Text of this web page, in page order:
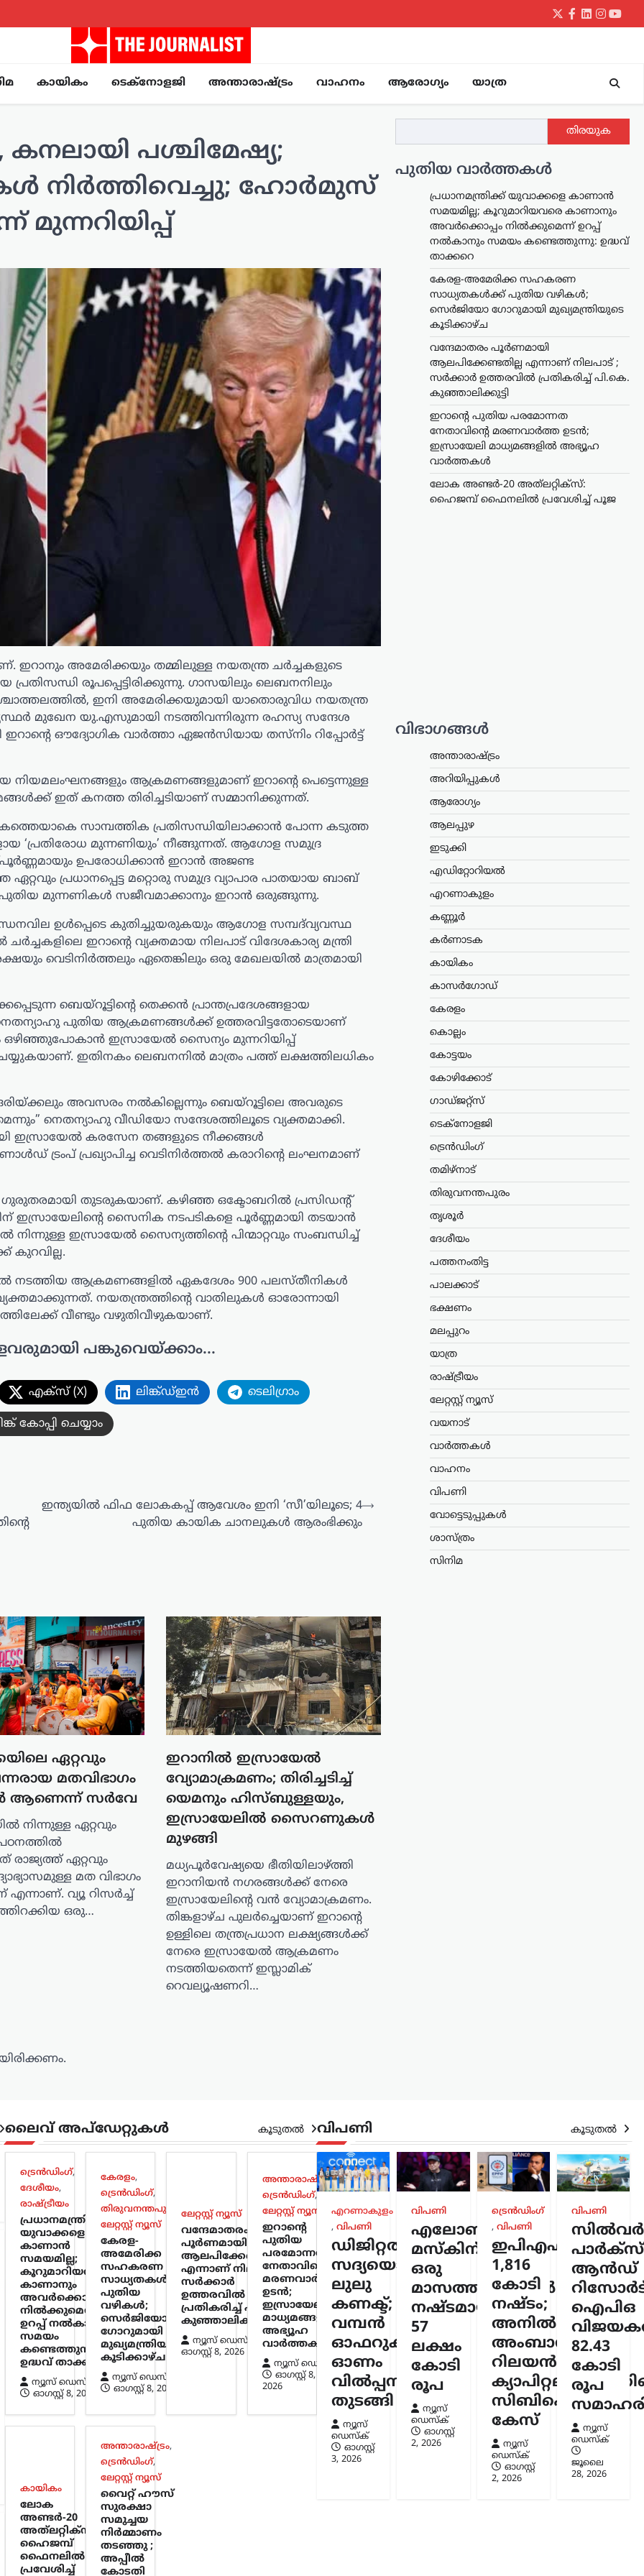
Twitter
Facebook
LinkedIn
കായികം ടെക്നോളജി അന്താരാഷ്ട്രം വാഹനം ആരോഗ്യം യാത്ര
പശ്ചിമേഷ്യ;
നിർത്തിവെച്ചു; ഹോർമുസ്
ഇറാനും അമേരിക്കയും തമ്മിലുള്ള നയതന്ത്ര ചർച്ചകളുടെ
രൂപപ്പെട്ടിരിക്കുന്നു. ഗാസയിലും ലെബനനിലും
ഇനി അമേരിക്കയുമായി യാതൊരുവിധ നയതന്ത്ര
മുഖേന യു.എസുമായി നടത്തിവന്നിരുന്ന രഹസ്യ സന്ദേശ
ഔദ്യോഗിക വാർത്താ ഏജൻസിയായ തസ്നിം റിപ്പോർട്ട്
ആക്രമണങ്ങളുമാണ് ഇറാന്റെ പെട്ടെന്നുള്ള
ഇത് കനത്ത തിരിച്ചടിയാണ് സമ്മാനിക്കുന്നത്.
സാമ്പത്തിക പ്രതിസന്ധിയിലാക്കാൻ പോന്ന കടുത്ത
‘പ്രതിരോധ മുന്നണിയും’ നീങ്ങുന്നത്. ആഗോള സമുദ്ര
ഉപരോധിക്കാൻ ഇറാൻ അജണ്ട
പ്രധാനപ്പെട്ട മറ്റൊരു സമുദ്ര വ്യാപാര പാതയായ ബാബ്
മുന്നണികൾ സജീവമാക്കാനും ഇറാൻ ഒരുങ്ങുന്നു.
ഉൾപ്പെടെ കുതിച്ചുയരുകയും ആഗോള സമ്പദ്‌വ്യവസ്ഥ
ഇറാന്റെ വ്യക്തമായ നിലപാട് വിദേശകാര്യ മന്ത്രി
വെടിനിർത്തലും ഏതെങ്കിലും ഒരു മേഖലയിൽ മാത്രമായി
ബെയ്റൂട്ടിന്റെ തെക്കൻ പ്രാന്തപ്രദേശങ്ങളായ
നെതന്യാഹു പുതിയ ആക്രമണങ്ങൾക്ക് ഉത്തരവിട്ടതോടെയാണ്
ഒഴിഞ്ഞുപോകാൻ ഇസ്രായേൽ സൈന്യം മുന്നറിയിപ്പ്
ഇതിനകം ലെബനനിൽ മാത്രം പത്ത് ലക്ഷത്തിലധികം
അവസരം നൽകില്ലെന്നും ബെയ്റൂട്ടിലെ അവരുടെ
നെതന്യാഹു വീഡിയോ സന്ദേശത്തിലൂടെ വ്യക്തമാക്കി.
ഇസ്രായേൽ കരസേന തങ്ങളുടെ നീക്കങ്ങൾ
ട്രംപ് പ്രഖ്യാപിച്ച വെടിനിർത്തൽ കരാറിന്റെ ലംഘനമാണ്
തുടരുകയാണ്. കഴിഞ്ഞ ഒക്ടോബറിൽ പ്രസിഡന്റ്
ഇസ്രായേലിന്റെ സൈനിക നടപടികളെ പൂർണ്ണമായി തടയാൻ
നിന്നുള്ള ഇസ്രായേൽ സൈന്യത്തിന്റെ പിന്മാറ്റവും സംബന്ധിച്ച്
കുറവില്ല.
നടത്തിയ ആക്രമണങ്ങളിൽ ഏകദേശം 900 പലസ്തീനികൾ
നയതന്ത്രത്തിന്റെ വാതിലുകൾ ഓരോന്നായി
വീണ്ടും വഴുതിവീഴുകയാണ്.
പങ്കുവെയ്ക്കാം...
എക്സ് (X) ലിങ്ക്ഡ്ഇൻ ടെലിഗ്രാം
കോപ്പി ചെയ്യാം
ഇന്ത്യയിൽ ഫിഫ ലോകകപ്പ് ആവേശം ഇനി ‘സീ’യിലൂടെ; 4
പുതിയ കായിക ചാനലുകൾ ആരംഭിക്കും
⟶
ഏറ്റവും
മതവിഭാഗം
ആണെന്ന് സർവേ
നിന്നുള്ള ഏറ്റവും
രാജ്യത്ത് ഏറ്റവും
മത വിഭാഗം
എന്നാണ്. വ്യൂ റിസർച്ച്
ഒരു…
ഇറാനിൽ ഇസ്രായേൽ
വ്യോമാക്രമണം; തിരിച്ചടിച്ച്
യെമനും ഹിസ്ബുള്ളയും,
ഇസ്രായേലിൽ സൈറണുകൾ
മുഴങ്ങി
മധ്യപൂർവേഷ്യയെ ഭീതിയിലാഴ്ത്തി
ഇറാനിയൻ നഗരങ്ങൾക്ക് നേരെ
ഇസ്രായേലിന്റെ വൻ വ്യോമാക്രമണം.
തിങ്കളാഴ്ച പുലർച്ചെയാണ് ഇറാന്റെ
ഉള്ളിലെ തന്ത്രപ്രധാന ലക്ഷ്യങ്ങൾക്ക്
നേരെ ഇസ്രായേൽ ആക്രമണം
നടത്തിയതെന്ന് ഇസ്ലാമിക്
റെവല്യൂഷണറി…
തിരയുക
പുതിയ വാർത്തകൾ
പ്രധാനമന്ത്രിക്ക് യുവാക്കളെ കാണാൻ
സമയമില്ല; കൂറുമാറിയവരെ കാണാനും
അവർക്കൊപ്പം നിൽക്കുമെന്ന് ഉറപ്പ്
നൽകാനും സമയം കണ്ടെത്തുന്നു: ഉദ്ധവ്
താക്കറെ
കേരള-അമേരിക്ക സഹകരണ
സാധ്യതകൾക്ക് പുതിയ വഴികൾ;
സെർജിയോ ഗോറുമായി മുഖ്യമന്ത്രിയുടെ
കൂടിക്കാഴ്ച
വന്ദേമാതരം പൂർണമായി
ആലപിക്കേണ്ടതില്ല എന്നാണ് നിലപാട് ;
സർക്കാർ ഉത്തരവിൽ പ്രതികരിച്ച് പി.കെ.
കുഞ്ഞാലിക്കുട്ടി
ഇറാന്റെ പുതിയ പരമോന്നത
നേതാവിന്റെ മരണവാർത്ത ഉടൻ;
ഇസ്രായേലി മാധ്യമങ്ങളിൽ അഭ്യൂഹ
വാർത്തകൾ
ലോക അണ്ടർ-20 അത്‌ലറ്റിക്സ്:
ഹൈജമ്പ് ഫൈനലിൽ പ്രവേശിച്ച് പൂജ
വിഭാഗങ്ങൾ
അന്താരാഷ്ട്രം
അറിയിപ്പുകൾ
ആരോഗ്യം
ആലപ്പുഴ
ഇടുക്കി
എഡിറ്റോറിയൽ
എറണാകുളം
കണ്ണൂർ
കർണാടക
കായികം
കാസർഗോഡ്
കേരളം
കൊല്ലം
കോട്ടയം
കോഴിക്കോട്
ഗാഡ്ജറ്റ്സ്
ടെക്നോളജി
ട്രെൻഡിംഗ്
തമിഴ്നാട്
തിരുവനന്തപുരം
തൃശൂർ
ദേശീയം
പത്തനംതിട്ട
പാലക്കാട്
ഭക്ഷണം
മലപ്പുറം
യാത്ര
രാഷ്ട്രീയം
ലേറ്റസ്റ്റ് ന്യൂസ്
വയനാട്
വാർത്തകൾ
വാഹനം
വിപണി
വോട്ടെടുപ്പുകൾ
ശാസ്ത്രം
സിനിമ
ലൈവ് അപ്‌ഡേറ്റുകൾ കൂടുതൽ
ട്രെൻഡിംഗ്,
ദേശീയം,
രാഷ്ട്രീയം
പ്രധാനമന്ത്രിക്ക്
യുവാക്കളെ
കാണാൻ
സമയമില്ല;
കൂറുമാറിയവരെ
കാണാനും
അവർക്കൊപ്പം
നിൽക്കുമെന്ന്
ഉറപ്പ് നൽകാനും
സമയം
കണ്ടെത്തുന്നു:
ഉദ്ധവ് താക്കറെ
ന്യൂസ് ഡെസ്ക്
ഓഗസ്റ്റ്‌ 8, 2026
കേരളം,
ട്രെൻഡിംഗ്,
തിരുവനന്തപുരം
ലേറ്റസ്റ്റ് ന്യൂസ്
കേരള-
അമേരിക്ക
സഹകരണ
സാധ്യതകൾക്ക്
പുതിയ
വഴികൾ;
സെർജിയോ
ഗോറുമായി
മുഖ്യമന്ത്രിയുടെ
കൂടിക്കാഴ്ച
ന്യൂസ് ഡെസ്ക്
ഓഗസ്റ്റ്‌ 8, 2026
ലേറ്റസ്റ്റ് ന്യൂസ്
വന്ദേമാതരം
പൂർണമായി
ആലപിക്കേണ്ടതില്ല
എന്നാണ് നിലപാട് ;
സർക്കാർ
ഉത്തരവിൽ
പ്രതികരിച്ച് പി.കെ.
കുഞ്ഞാലിക്കുട്ടി
ന്യൂസ് ഡെസ്ക്
ഓഗസ്റ്റ്‌ 8, 2026
അന്താരാഷ്ട്രം,
ട്രെൻഡിംഗ്,
ലേറ്റസ്റ്റ് ന്യൂസ്
ഇറാന്റെ
പുതിയ
പരമോന്നത
നേതാവിന്റെ
മരണവാർത്ത
ഉടൻ;
ഇസ്രായേലി
മാധ്യമങ്ങളിൽ
അഭ്യൂഹ
വാർത്തകൾ
ന്യൂസ് ഡെസ്ക്
ഓഗസ്റ്റ്‌ 8,
2026
കായികം
ലോക
അണ്ടർ-20
അത്‌ലറ്റിക്സ്:
ഹൈജമ്പ്
ഫൈനലിൽ
പ്രവേശിച്ച്
അന്താരാഷ്ട്രം,
ട്രെൻഡിംഗ്,
ലേറ്റസ്റ്റ് ന്യൂസ്
വൈറ്റ് ഹൗസ്
സുരക്ഷാ
സമുച്ചയ
നിർമ്മാണം
തടഞ്ഞു ;
അപ്പീൽ
കോടതി
വിപണി കൂടുതൽ
എറണാകുളം
,വിപണി
ഡിജിറ്റൽ
സദ്യയൊരുക്കി
ലുലു
കണക്ട്;
വമ്പൻ
ഓഫറുകളുമായി
ഓണം
വിൽപ്പന
തുടങ്ങി
ന്യൂസ്
ഡെസ്ക്
ഓഗസ്റ്റ്‌
3, 2026
വിപണി
എലോൺ
മസ്കിന്
ഒരു
മാസത്തിനുള്ളിൽ
നഷ്ടമായത്
57
ലക്ഷം
കോടി
രൂപ
ന്യൂസ്
ഡെസ്ക്
ഓഗസ്റ്റ്‌
2, 2026
ട്രെൻഡിംഗ്
, വിപണി
ഇപിഎഫ്ഒയ്ക്ക്
1,816
കോടി
നഷ്ടം;
അനിൽ
അംബാനിക്കും
റിലയൻസ്
സിബിഐ
കേസ്
ന്യൂസ്
ഡെസ്ക്
ഓഗസ്റ്റ്‌
2, 2026
വിപണി
പാർക്സ്
ആൻഡ്
ഐപിഒ
82.43
കോടി
രൂപ
ന്യൂസ്
ഡെസ്ക്
ജൂലൈ
28, 2026